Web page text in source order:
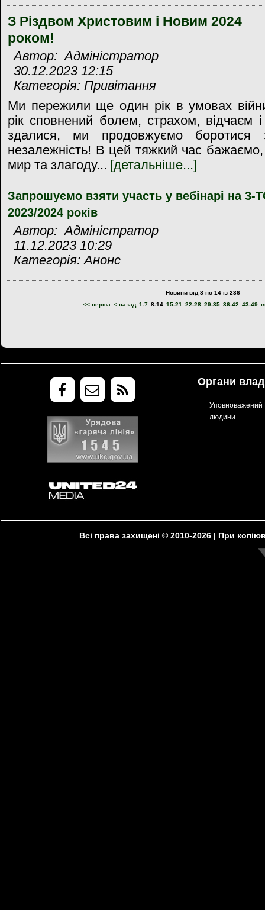
З Різдвом Христовим і Новим 2024
роком!
Автор: Адміністратор
30.12.2023 12:15
Категорія: Привітання
Ми пережили ще один рік в умовах
рік сповнений болем, страхом, відчаєм
здалися, ми продовжуємо
незалежність! В цей тяжкий час
мир та злагоду... [детальніше...]
Запрошуємо взяти участь у вебінарі на 3-
2023/2024 років
Автор: Адміністратор
11.12.2023 10:29
Категорія: Анонс
Новини від 8 по 14 із 236
<< перша < назад 1-7 8-14 15-21 22-28 29-35 36-42 43-49
Органи
Уповноважений
людини
Всі права захищені © 2010-2026 | При